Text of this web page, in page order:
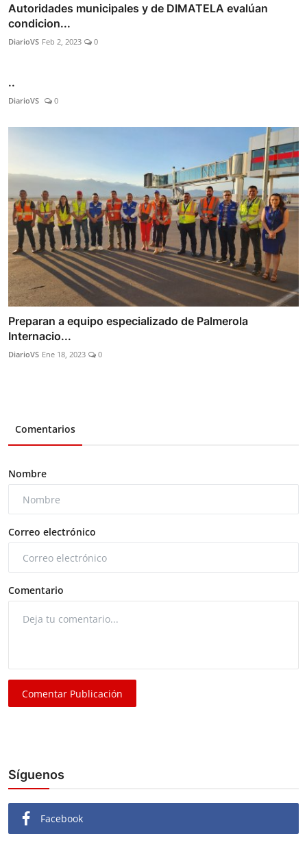
Autoridades municipales y de DIMATELA evalúan
condicion...
DiarioVS Feb 2, 2023 0
..
DiarioVS 0
Preparan a equipo especializado de Palmerola
Internacio...
DiarioVS Ene 18, 2023 0
Comentarios
Nombre
Correo electrónico
Comentario
Comentar Publicación
Síguenos
Facebook